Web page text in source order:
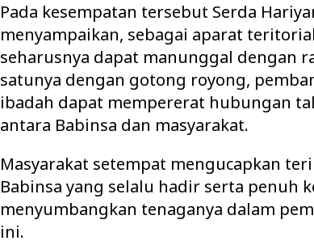
Pada kesempatan tersebut Serda
menyampaikan, sebagai aparat
seharusnya dapat manunggal dengan
satunya dengan gotong royong,
ibadah dapat mempererat hubungan
antara Babinsa dan masyarakat.
Masyarakat setempat mengucapkan
Babinsa yang selalu hadir serta penuh
menyumbangkan tenaganya dalam
ini.
Maharatu Soroti Ruang Kelas Rusak
hingga Pustu Tak Layak, Minta
Way Kanan…